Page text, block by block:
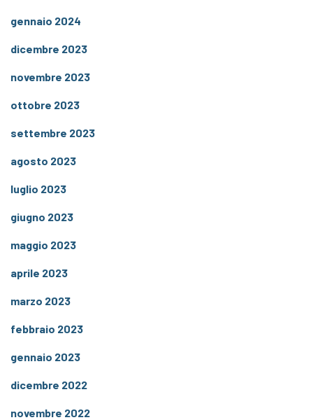
gennaio 2024
dicembre 2023
novembre 2023
ottobre 2023
settembre 2023
agosto 2023
luglio 2023
giugno 2023
maggio 2023
aprile 2023
marzo 2023
febbraio 2023
gennaio 2023
dicembre 2022
novembre 2022